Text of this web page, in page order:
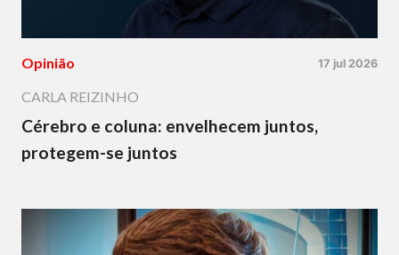
Opinião 17 jul 2026
CARLA REIZINHO
Cérebro e coluna: envelhecem juntos,
protegem-se juntos